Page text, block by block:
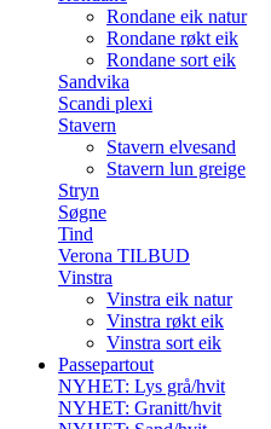
Rondane eik natur
Rondane røkt eik
Rondane sort eik
Sandvika
Scandi plexi
Stavern
Stavern elvesand
Stavern lun greige
Stryn
Søgne
Tind
Verona TILBUD
Vinstra
Vinstra eik natur
Vinstra røkt eik
Vinstra sort eik
Passepartout
NYHET: Lys grå/hvit
NYHET: Granitt/hvit